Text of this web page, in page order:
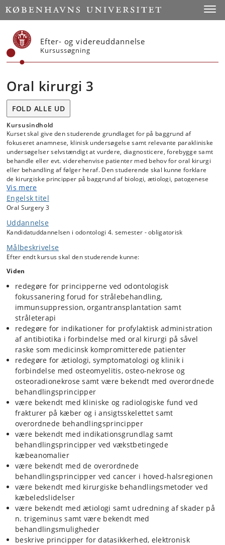
Start
Efter- og videreuddannelse
Kursussøgning
Oral kirurgi 3
FOLD ALLE UD
Kursusindhold
Kurset skal give den studerende grundlaget for på baggrund af
fokuseret anamnese, klinisk undersøgelse samt relevante parakliniske
undersøgelser selvstændigt at vurdere, diagnosticere, forebygge samt
behandle eller evt. viderehenvise patienter med behov for oral kirurgi
eller behandling af følger heraf. Den studerende skal kunne forklare
de kirurgiske principper på baggrund af biologi, ætiologi, patogenese
og patologi.
Den studerende skal være bekendt med indikationsgrundlaget for
odontogen fokussanering, samt de overordnede principper for
diagnostik og behandling af vækstbetingede kæbeanomalier,
kæbefrakturer, osteomyelitis i kæberne, medicininduceret
osteonekrose, osteoradionekrose og cancer i mundhulen. Derudover
skal den studerende være orienteret om kirurgiske
behandlingsmuligheder ved kæbeledslidelser, ved skader på nervus
indikationer, behandlingsplanlægning, behandling og etiske
overvejelser vedrørende kirurgisk behandling af sygdomme i kæberne
og slimhinderne.
Vis mere
Engelsk titel
Oral Surgery 3
Uddannelse
Kandidatuddannelsen i odontologi 4. semester - obligatorisk
Målbeskrivelse
Efter endt kursus skal den studerende kunne:
Viden
redegøre for principperne ved odontologisk
fokussanering forud for strålebehandling,
immunsuppression, organtransplantation samt
stråleterapi
redegøre for indikationer for profylaktisk administration
af antibiotika i forbindelse med oral kirurgi på såvel
raske som medicinsk kompromitterede patienter
redegøre for ætiologi, symptomatologi og klinik i
forbindelse med osteomyelitis, osteo-nekrose og
osteoradionekrose samt være bekendt med overordnede
behandlingsprincipper
være bekendt med kliniske og radiologiske fund ved
frakturer på kæber og i ansigtsskelettet samt
overordnede behandlingsprincipper
være bekendt med indikationsgrundlag samt
behandlingsprincipper ved vækstbetingede
kæbeanomalier
være bekendt med de overordnede
behandlingsprincipper ved cancer i hoved-halsregionen
være bekendt med kirurgiske behandlingsmetoder ved
kæbeledslidelser
være bekendt med ætiologi samt udredning af skader på
n. trigeminus samt være bekendt med
behandlingsmuligheder
beskrive principper for datasikkerhed, elektronisk